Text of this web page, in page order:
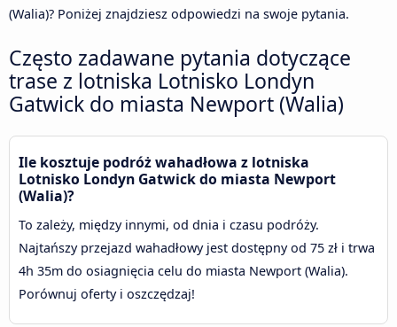
(Walia)? Poniżej znajdziesz odpowiedzi na swoje pytania.
Często zadawane pytania dotyczące
trase z lotniska Lotnisko Londyn
Gatwick do miasta Newport (Walia)
Ile kosztuje podróż wahadłowa z lotniska
Lotnisko Londyn Gatwick do miasta Newport
(Walia)?
To zależy, między innymi, od dnia i czasu podróży.
Najtańszy przejazd wahadłowy jest dostępny od 75 zł i trwa
4h 35m do osiagnięcia celu do miasta Newport (Walia).
Porównuj oferty i oszczędzaj!